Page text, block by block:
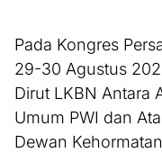
Pada Kongres
29-30 Agustus
Dirut LKBN Antara
Umum PWI dan
Dewan